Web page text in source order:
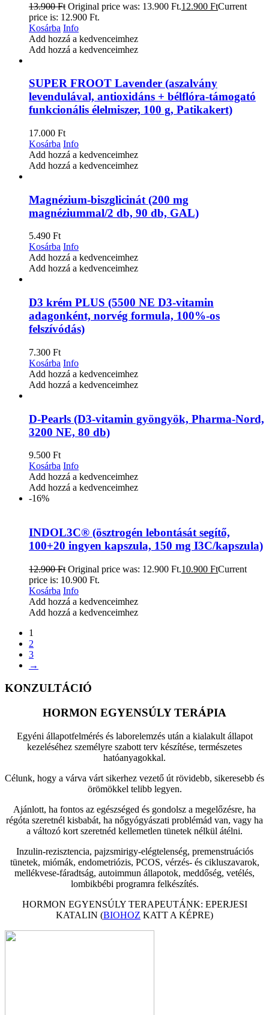
13.900Ft Original price was: 13.900 Ft.12.900 FtCurrent
price is: 12.900 Ft.
Kosárba Info
Add hozzá a kedvenceimhez
Add hozzá a kedvenceimhez
SUPER FROOT Lavender (aszalvány
levendulával, antioxidáns + bélflóra-támogató
funkcionális élelmiszer, 100 g, Patikakert)
17.000 Ft
Kosárba Info
Add hozzá a kedvenceimhez
Add hozzá a kedvenceimhez
Magnézium-biszglicinát (200 mg
magnéziummal/2 db, 90 db, GAL)
5.490 Ft
Kosárba Info
Add hozzá a kedvenceimhez
Add hozzá a kedvenceimhez
D3 krém PLUS (5500 NE D3-vitamin
adagonként, norvég formula, 100%-os
felszívódás)
7.300 Ft
Kosárba Info
Add hozzá a kedvenceimhez
Add hozzá a kedvenceimhez
D-Pearls (D3-vitamin gyöngyök, Pharma-Nord,
3200 NE, 80 db)
9.500 Ft
Kosárba Info
Add hozzá a kedvenceimhez
Add hozzá a kedvenceimhez
-16%
INDOL3C® (ösztrogén lebontását segítő,
100+20 ingyen kapszula, 150 mg I3C/kapszula)
12.900Ft Original price was: 12.900 Ft.10.900 FtCurrent
price is: 10.900 Ft.
Kosárba Info
Add hozzá a kedvenceimhez
Add hozzá a kedvenceimhez
1
2
3
→
KONZULTÁCIÓ
HORMON EGYENSÚLY TERÁPIA
Egyéni állapotfelmérés és laborelemzés után a kialakult állapot
kezeléséhez személyre szabott terv készítése, természetes
hatóanyagokkal.
Célunk, hogy a várva várt sikerhez vezető út rövidebb, sikeresebb és
örömökkel telibb legyen.
Ajánlott, ha fontos az egészséged és gondolsz a megelőzésre, ha
régóta szeretnél kisbabát, ha nőgyógyászati problémád van, vagy ha
a változó kort szeretnéd kellemetlen tünetek nélkül átélni.
Inzulin-rezisztencia, pajzsmirigy-elégtelenség, premenstruációs
tünetek, miómák, endometriózis, PCOS, vérzés- és cikluszavarok,
mellékvese-fáradtság, autoimmun állapotok, meddőség, vetélés,
lombikbébi programra felkészítés.
HORMON EGYENSÚLY TERAPEUTÁNK: EPERJESI
KATALIN (BIOHOZ KATT A KÉPRE)